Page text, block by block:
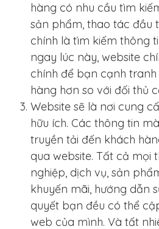
hàng có nhu cầu tìm
sản phẩm, thao tác đầu
chính là tìm kiếm thông
ngay lúc này, website
chính để bạn cạnh
hàng hơn so với đối thủ
Website sẽ là nơi cung
hữu ích. Các thông tin
truyền tải đến khách
qua website. Tất cả mọi
nghiệp, dịch vụ, sản
khuyến mãi, hướng dẫn
quyết bạn đều có thể
web của mình. Và tất